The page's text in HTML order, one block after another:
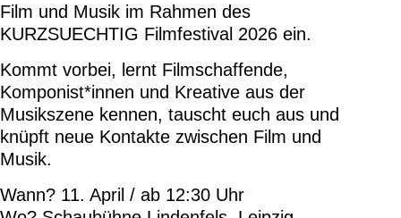
Film und Musik im Rahmen des
KURZSUECHTIG Filmfestival 2026 ein.
Kommt vorbei, lernt Filmschaffende,
Komponist*innen und Kreative aus der
Musikszene kennen, tauscht euch aus und
knüpft neue Kontakte zwischen Film und
Musik.
Wann? 11. April / ab 12:30 Uhr